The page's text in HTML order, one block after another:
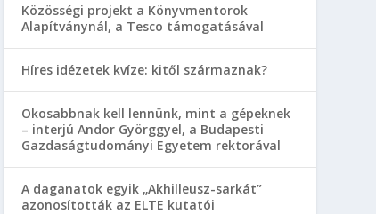
Közösségi projekt a Könyvmentorok
Alapítványnál, a Tesco támogatásával
Híres idézetek kvíze: kitől származnak?
Okosabbnak kell lennünk, mint a gépeknek
– interjú Andor Györggyel, a Budapesti
Gazdaságtudományi Egyetem rektorával
A daganatok egyik „Akhilleusz-sarkát”
azonosították az ELTE kutatói